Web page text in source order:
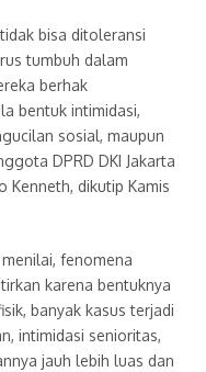
bisa ditoleransi
tumbuh dalam
berhak
bentuk intimidasi,
sosial, maupun
DPRD DKI Jakarta
Kenneth, dikutip Kamis
fenomena
karena bentuknya
banyak kasus terjadi
intimidasi senioritas,
jauh lebih luas dan